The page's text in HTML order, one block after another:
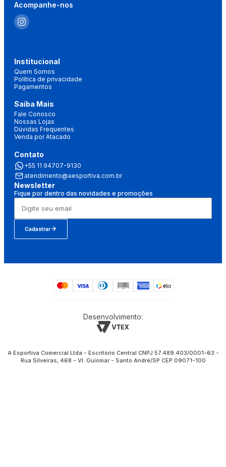
Acompanhe-nos
Institucional
Quem Somos
Política de privacidade
Pagamentos
Saiba Mais
Fale Conosco
Nossas Lojas
Dúvidas Frequentes
Venda por Atacado
Contato
+55 11 94707-9130
atendimento@aesportiva.com.br
Newsletter
Fique por dentro das novidades e promoções
Cadastrar
Desenvolvimento:
A Esportiva Comercial Ltda - Escritório Central CNPJ 57.489.403/0001-63 -
Rua Silveiras, 468 - Vl. Guiomar - Santo André/SP CEP 09071-100